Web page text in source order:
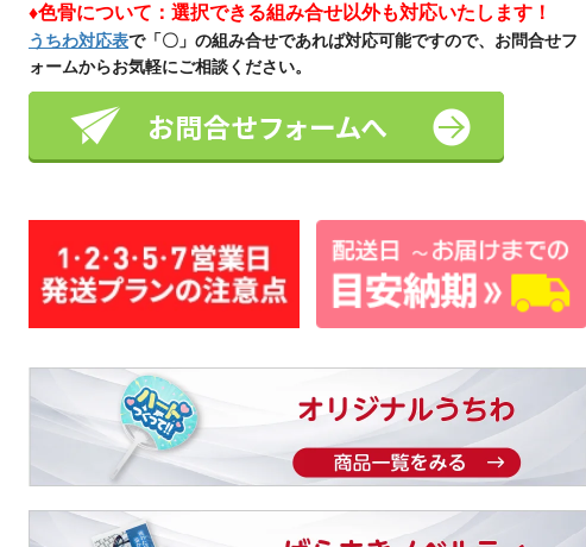
♦色骨について：選択できる組み合せ以外も対応いたします！
うちわ対応表で「〇」の組み合せであれば対応可能ですので、お問合せフ
ォームからお気軽にご相談ください。